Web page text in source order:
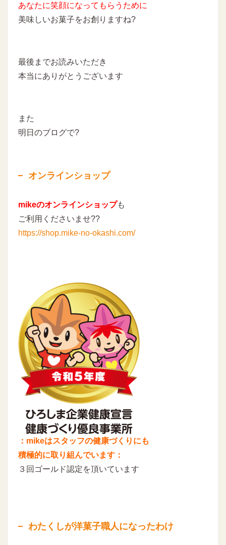
あなたに笑顔になってもらうために
美味しいお菓子をお創りますね?
最後までお読みいただき
本当にありがとうございます
また
明日のブログで?
オンラインショップ
mikeのオンラインショップも
ご利用くださいませ??
https://shop.mike-no-okashi.com/
：mikeはスタッフの健康づくりにも
積極的に取り組んでいます：
３回ゴールド認定を頂いています
わたくしが洋菓子職人になったわけ